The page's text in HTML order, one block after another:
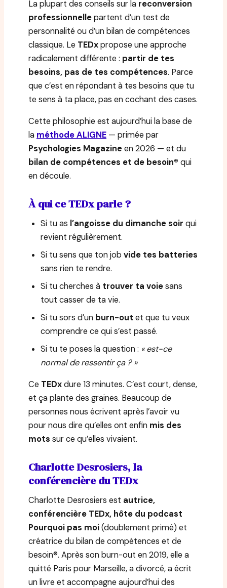
La plupart des conseils sur la reconversion
professionnellepartent d’un test de
personnalité ou d’un bilan de compétences
classique. Le TEDxpropose une approche
radicalement différente : partir de tes
besoins, pas de tes compétences. Parce
que c’est en répondant à tes besoins que tu
te sens à ta place, pas en cochant des cases.
Cette philosophie est aujourd’hui la base de
la méthode ALIGNE — primée par
Psychologies Magazineen 2026 — et du
bilan de compétences et de besoin® qui
en découle.
À qui ce TEDx parle ?
Si tu as l’angoisse du dimanche soir qui
revient régulièrement.
Si tu sens que ton job vide tes batteries
sans rien te rendre.
Si tu cherches à trouver ta voiesans
tout casser de ta vie.
Si tu sors d’un burn-out et que tu veux
comprendre ce qui s’est passé.
Si tu te poses la question : « est-ce
normal de ressentir ça ? »
Ce TEDxdure 13 minutes. C’est court, dense,
et ça plante des graines. Beaucoup de
personnes nous écrivent après l’avoir vu
pour nous dire qu’elles ont enfin mis des
mots sur ce qu’elles vivaient.
Charlotte Desrosiers, la
conférencière du TEDx
Charlotte Desrosiers est autrice,
conférencière TEDx, hôte du podcast
Pourquoi pas moi(doublement primé) et
créatrice du bilan de compétences et de
besoin®. Après son burn-out en 2019, elle a
quitté Paris pour Marseille, a divorcé, a écrit
un livre et accompagne aujourd’hui des